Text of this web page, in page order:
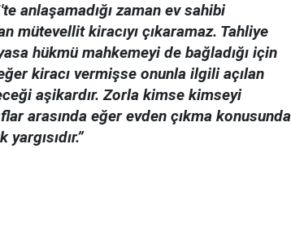
anlaşamadığı zaman ev sahibi
mütevellit kiracıyı çıkaramaz. Tahliye
hükmü mahkemeyi de bağladığı için
kiracı vermişse onunla ilgili açılan
aşikardır. Zorla kimse kimseyi
arasında eğer evden çıkma konusunda